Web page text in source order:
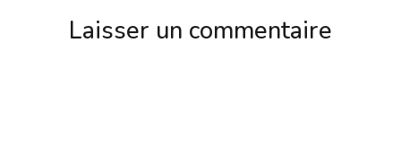
Laisser un commentaire